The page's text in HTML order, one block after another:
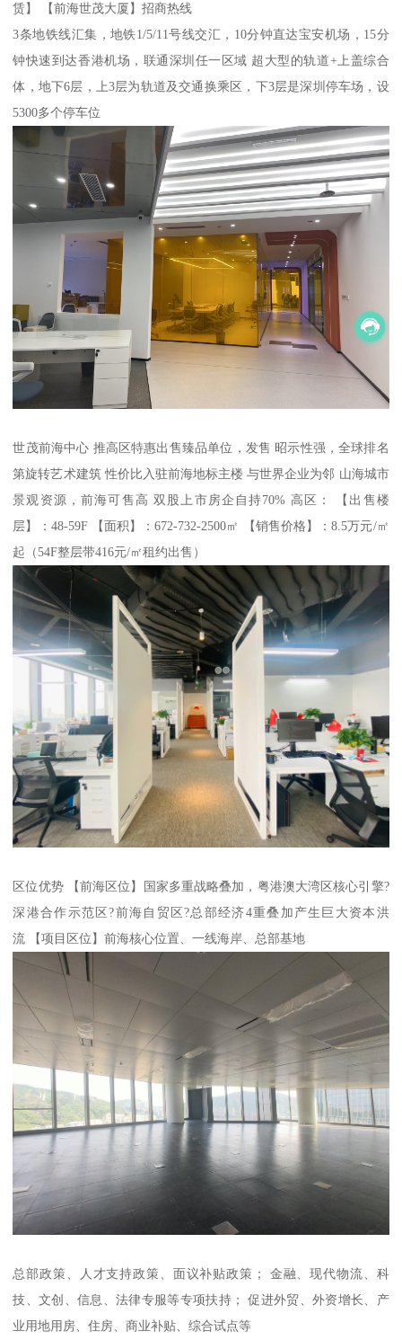
赁】 【前海世茂大厦】招商热线
3条地铁线汇集，地铁1/5/11号线交汇，10分钟直达宝安机场，15分
钟快速到达香港机场，联通深圳任一区域 超大型的轨道+上盖综合
体，地下6层，上3层为轨道及交通换乘区，下3层是深圳停车场，设
5300多个停车位
世茂前海中心 推高区特惠出售臻品单位，发售 昭示性强，全球排名
第旋转艺术建筑 性价比入驻前海地标主楼 与世界企业为邻 山海城市
景观资源，前海可售高 双股上市房企自持70% 高区： 【出售楼
层】：48-59F 【面积】：672-732-2500㎡ 【销售价格】：8.5万元/㎡
起（54F整层带416元/㎡租约出售）
区位优势 【前海区位】国家多重战略叠加，粤港澳大湾区核心引擎?
深港合作示范区?前海自贸区?总部经济4重叠加产生巨大资本洪
流 【项目区位】前海核心位置、一线海岸、总部基地
总部政策、人才支持政策、面议补贴政策； 金融、现代物流、科
技、文创、信息、法律专服等专项扶持； 促进外贸、外资增长、产
业用地用房、住房、商业补贴、综合试点等